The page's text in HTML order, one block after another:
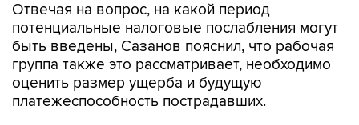
Отвечая на вопрос, на какой период
потенциальные налоговые послабления могут
быть введены, Сазанов пояснил, что рабочая
группа также это рассматривает, необходимо
оценить размер ущерба и будущую
платежеспособность пострадавших.